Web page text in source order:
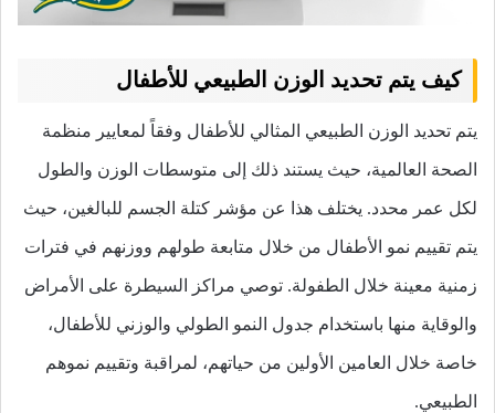
كيف يتم تحديد الوزن الطبيعي للأطفال
يتم تحديد الوزن الطبيعي المثالي للأطفال وفقاً لمعايير منظمة
الصحة العالمية، حيث يستند ذلك إلى متوسطات الوزن والطول
لكل عمر محدد. يختلف هذا عن مؤشر كتلة الجسم للبالغين، حيث
يتم تقييم نمو الأطفال من خلال متابعة طولهم ووزنهم في فترات
زمنية معينة خلال الطفولة. توصي مراكز السيطرة على الأمراض
والوقاية منها باستخدام جدول النمو الطولي والوزني للأطفال،
خاصة خلال العامين الأولين من حياتهم، لمراقبة وتقييم نموهم
الطبيعي.